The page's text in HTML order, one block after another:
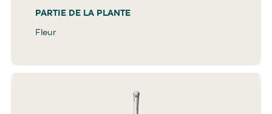
PARTIE DE LA PLANTE
Fleur